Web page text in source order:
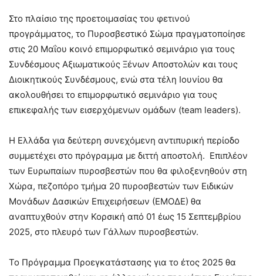
Στο πλαίσιο της προετοιμασίας του φετινού
προγράμματος, το Πυροσβεστικό Σώμα πραγματοποίησε
στις 20 Μαΐου κοινό επιμορφωτικό σεμινάριο για τους
Συνδέσμους Αξιωματικούς Ξένων Αποστολών και τους
Διοικητικούς Συνδέσμους, ενώ στα τέλη Ιουνίου θα
ακολουθήσει το επιμορφωτικό σεμινάριο για τους
επικεφαλής των εισερχόμενων ομάδων (team leaders).
Η Ελλάδα για δεύτερη συνεχόμενη αντιπυρική περίοδο
συμμετέχει στο πρόγραμμα με διττή αποστολή. Επιπλέον
των Ευρωπαίων πυροσβεστών που θα φιλοξενηθούν στη
Χώρα, πεζοπόρο τμήμα 20 πυροσβεστών των Ειδικών
Μονάδων Δασικών Επιχειρήσεων (ΕΜΟΔΕ) θα
αναπτυχθούν στην Κορσική από 01 έως 15 Σεπτεμβρίου
2025, στο πλευρό των Γάλλων πυροσβεστών.
Το Πρόγραμμα Προεγκατάστασης για το έτος 2025 θα